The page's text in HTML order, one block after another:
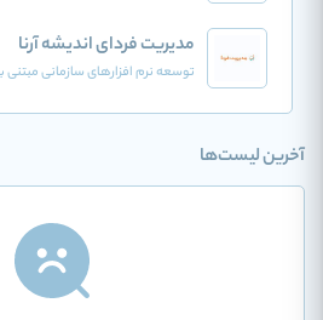
مدیریت فردای اندیشه آرنا
توسعه نرم افزارهای سازمانی مبتنی
آخرین لیست‌ها